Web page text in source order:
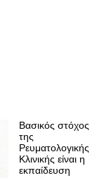
Βασικός στόχος
της
Ρευματολογικής
Κλινικής είναι η
εκπαίδευση